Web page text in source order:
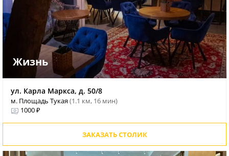
Жизнь
ул. Карла Маркса, д. 50/8
м. Площадь Тукая(1.1 км, 16 мин)
1000 ₽
ЗАКАЗАТЬ СТОЛИК